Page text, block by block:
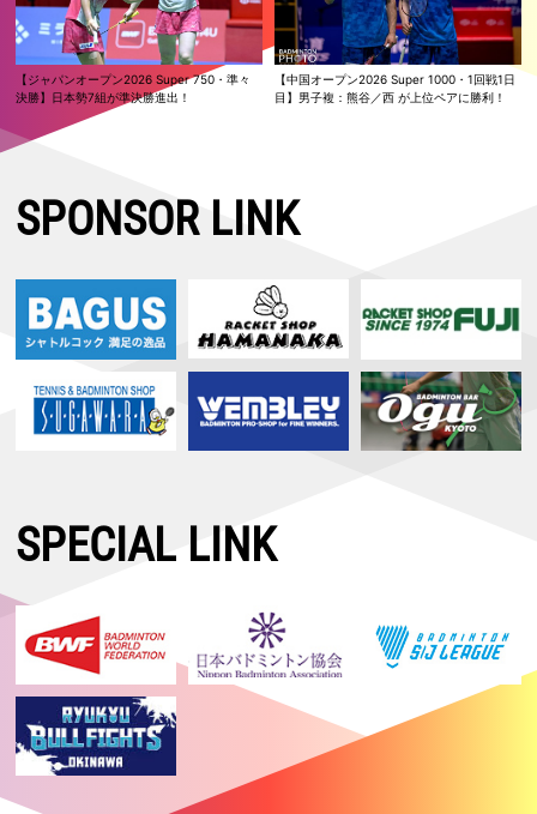
【ジャパンオープン2026 Super 750・準々
決勝】日本勢7組が準決勝進出！
【中国オープン2026 Super 1000・1回戦1日
目】男子複：熊谷／西 が上位ペアに勝利！
SPONSOR LINK
SPECIAL LINK